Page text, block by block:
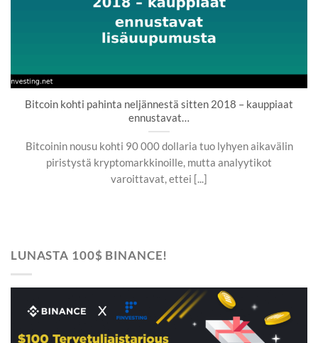
Bitcoin kohti pahinta neljännestä sitten 2018 – kauppiaat
ennustavat…
Bitcoinin nousu kohti 90 000 dollaria tuo lyhyen aikavälin
piristystä kryptomarkkinoille, mutta analyytikot
varoittavat, ettei [...]
LUNASTA 100$ BINANCE!